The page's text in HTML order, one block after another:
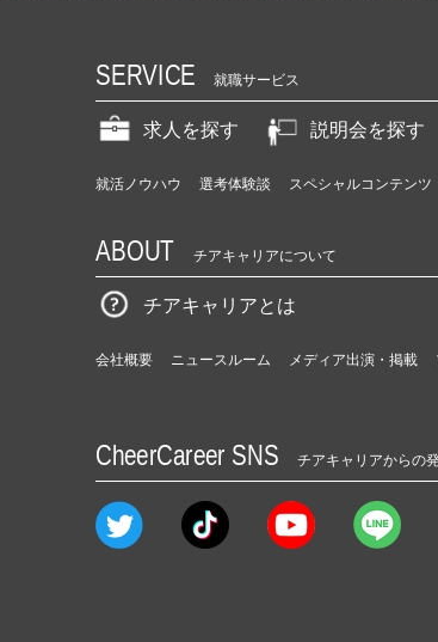
SERVICE 就職サービス
求人を探す 説明会を探す
就活ノウハウ 選考体験談 スペシャルコンテンツ
ABOUT チアキャリアについて
チアキャリアとは
会社概要 ニュースルーム メディア出演・掲載
CheerCareer SNS チアキャリアからの